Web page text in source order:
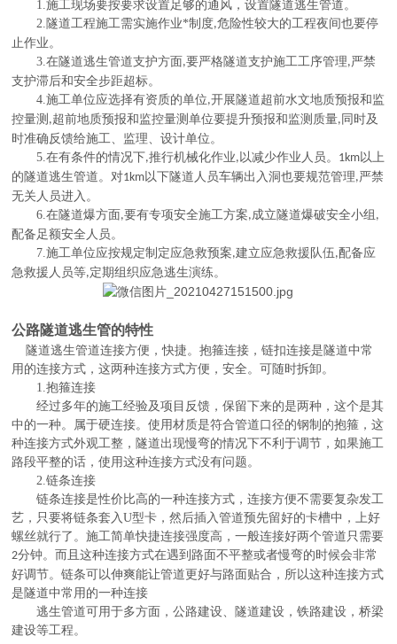
1.施工现场要按要求设置足够的通风，设置隧道逃生管道。
2. 隧道工程施工需实施作业*制度,危险性较大的工程夜间也要停
止作业。
3.在隧道逃生管道支护方面,要严格隧道支护施工工序管理,严禁
支护滞后和安全步距超标。
4.施工单位应选择有资质的单位,开展隧道超前水文地质预报和监
控量测 ,超前地质预报和监控量测单位要提升预报和监测质量, 同时及
时准确反馈给施工、监理、设计单位。
5.在有条件的情况下,推行机械化作业, 以减少作业人员。 1km以上
的隧道逃生管道。对1km以下隧道人员车辆出入洞也要规范管理,严禁
无关人员进入。
6.在隧道爆方面,要有专项安全施工方案,成立隧道爆破安全小组 ,
配备足额安全人员。
7.施工单位应按规定制定应急救预案,建立应急救援队伍,配备应
急救援人员等,定期组织应急逃生演练。
公路隧道逃生管的特性
隧道逃生管道连接方便，快捷。抱箍连接，链扣连接是隧道中常
用的连接方式，这两种连接方式方便，安全。可随时拆卸。
1.抱箍连接
经过多年的施工经验及项目反馈，保留下来的是两种，这个是其
中的一种。属于硬连接。使用材质是符合管道口径的钢制的抱箍，这
种连接方式外观工整，隧道出现慢弯的情况下不利于调节，如果施工
路段平整的话，使用这种连接方式没有问题。
2.链条连接
链条连接是性价比高的一种连接方式，连接方便不需要复杂发工
艺，只要将链条套入U型卡，然后插入管道预先留好的卡槽中，上好
螺丝就行了。施工简单快捷连接强度高，一般连接好两个管道只需要
2分钟。而且这种连接方式在遇到路面不平整或者慢弯的时候会非常
好调节。链条可以伸爽能让管道更好与路面贴合，所以这种连接方式
是隧道中常用的一种连接
逃生管道可用于多方面，公路建设、隧道建设，铁路建设，桥梁
建设等工程 。